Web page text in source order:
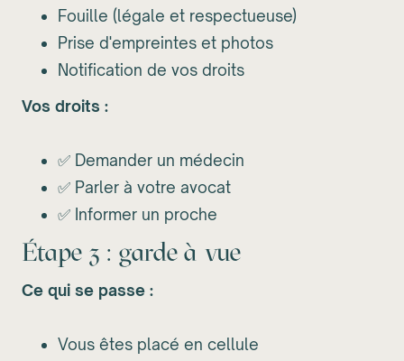
Fouille (légale et respectueuse)
Prise d'empreintes et photos
Notification de vos droits
Vos droits :
✅ Demander un médecin
✅ Parler à votre avocat
✅ Informer un proche
Étape 3 : garde à vue
Ce qui se passe :
Vous êtes placé en cellule